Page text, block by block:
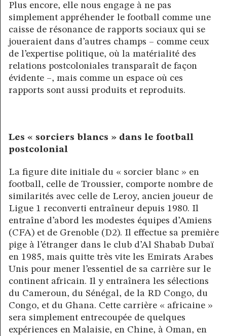
Plus encore, elle nous engage à ne pas
simplement appréhender le football comme une
caisse de résonance de rapports sociaux qui se
joueraient dans d’autres champs – comme ceux
de l’expertise politique, où la matérialité des
relations postcoloniales transparaît de façon
évidente –, mais comme un espace où ces
rapports sont aussi produits et reproduits.
Les « sorciers blancs » dans le football
postcolonial
La figure dite initiale du « sorcier blanc » en
football, celle de Troussier, comporte nombre de
similarités avec celle de Leroy, ancien joueur de
Ligue 1 reconverti entraîneur depuis 1980. Il
entraîne d’abord les modestes équipes d’Amiens
(CFA) et de Grenoble (D2). Il effectue sa première
pige à l’étranger dans le club d’Al Shabab Dubaï
en 1985, mais quitte très vite les Emirats Arabes
Unis pour mener l’essentiel de sa carrière sur le
continent africain. Il y entraînera les sélections
du Cameroun, du Sénégal, de la RD Congo, du
Congo, et du Ghana. Cette carrière « africaine »
sera simplement entrecoupée de quelques
expériences en Malaisie, en Chine, à Oman, en